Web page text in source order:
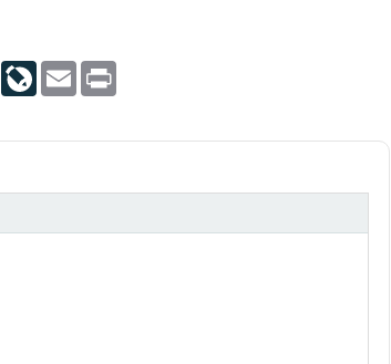
Odnoklassniki
LiveJournal
Email